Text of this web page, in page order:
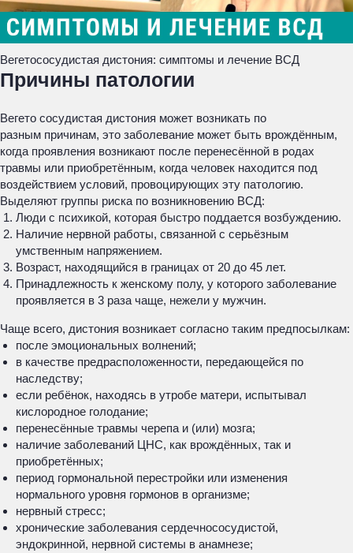
Вегетососудистая дистония: симптомы и лечение ВСД
Причины патологии
Вегето сосудистая дистония может возникать по
разным причинам, это заболевание может быть врождённым,
когда проявления возникают после перенесённой в родах
травмы или приобретённым, когда человек находится под
воздействием условий, провоцирующих эту патологию.
Выделяют группы риска по возникновению ВСД:
Люди с психикой, которая быстро поддается возбуждению.
Наличие нервной работы, связанной с серьёзным
умственным напряжением.
Возраст, находящийся в границах от 20 до 45 лет.
Принадлежность к женскому полу, у которого заболевание
проявляется в 3 раза чаще, нежели у мужчин.
Чаще всего, дистония возникает согласно таким предпосылкам:
после эмоциональных волнений;
в качестве предрасположенности, передающейся по
наследству;
если ребёнок, находясь в утробе матери, испытывал
кислородное голодание;
перенесённые травмы черепа и (или) мозга;
наличие заболеваний ЦНС, как врождённых, так и
приобретённых;
период гормональной перестройки или изменения
нормального уровня гормонов в организме;
нервный стресс;
хронические заболевания сердечнососудистой,
эндокринной, нервной системы в анамнезе;